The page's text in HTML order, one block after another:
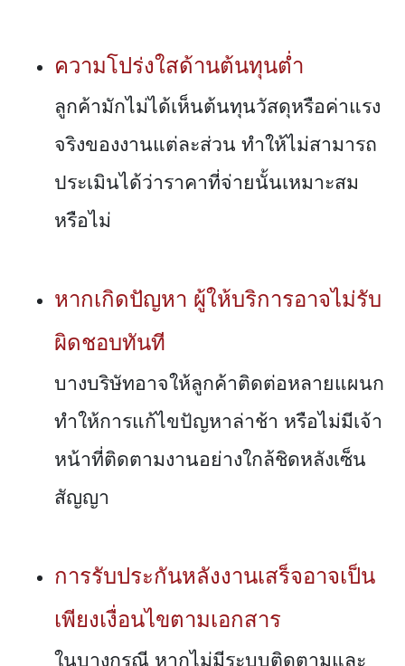
ความโปร่งใสด้านต้นทุนต่ำ
ลูกค้ามักไม่ได้เห็นต้นทุนวัสดุหรือค่าแรง
จริงของงานแต่ละส่วน ทำให้ไม่สามารถ
ประเมินได้ว่าราคาที่จ่ายนั้นเหมาะสม
หรือไม่
หากเกิดปัญหา ผู้ให้บริการอาจไม่รับ
ผิดชอบทันที
บางบริษัทอาจให้ลูกค้าติดต่อหลายแผนก
ทำให้การแก้ไขปัญหาล่าช้า หรือไม่มีเจ้า
หน้าที่ติดตามงานอย่างใกล้ชิดหลังเซ็น
สัญญา
การรับประกันหลังงานเสร็จอาจเป็น
เพียงเงื่อนไขตามเอกสาร
ในบางกรณี หากไม่มีระบบติดตามและ